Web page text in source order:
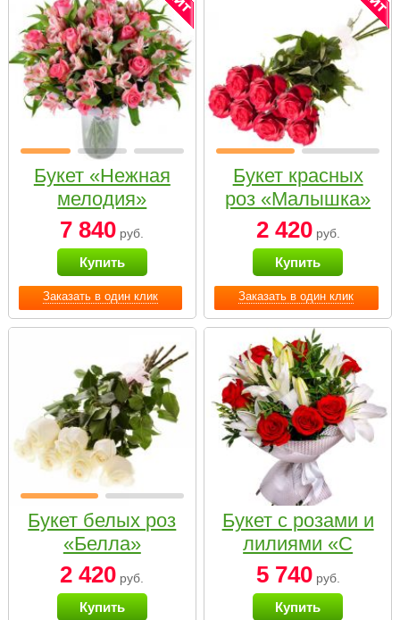
Заказать в один клик
Букет «Нежная
мелодия»
7 840 руб.
Купить
Заказать в один клик
Букет красных
роз «Малышка»
2 420руб.
Купить
Букет белых роз
«Белла»
2 420 руб.
Купить
Букет с розами и
лилиями «С
наилучшими
пожеланиями»
5 740руб.
Купить